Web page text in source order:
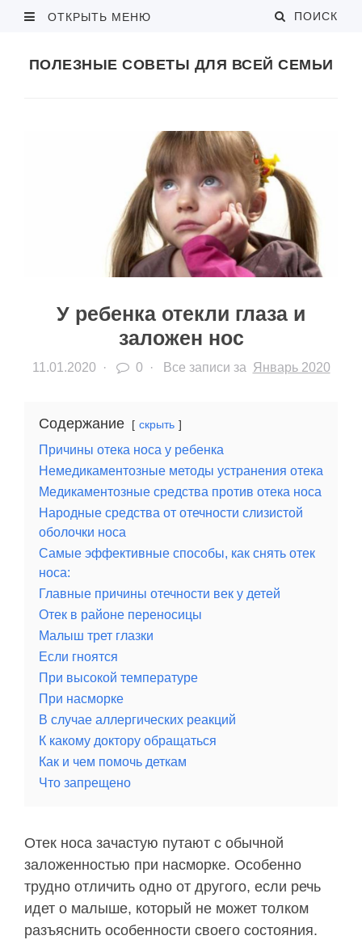
ОТКРЫТЬ МЕНЮ ПОИСК
ПОЛЕЗНЫЕ СОВЕТЫ ДЛЯ ВСЕЙ СЕМЬИ
У ребенка отекли глаза и
заложен нос
11.01.2020 · 0 · Все записи за Январь 2020
Содержание скрыть
Причины отека носа у ребенка
Немедикаментозные методы устранения отека
Медикаментозные средства против отека носа
Народные средства от отечности слизистой
оболочки носа
Самые эффективные способы, как снять отек
носа:
Главные причины отечности век у детей
Отек в районе переносицы
Малыш трет глазки
Если гноятся
При высокой температуре
При насморке
В случае аллергических реакций
К какому доктору обращаться
Как и чем помочь деткам
Что запрещено
Отек носа зачастую путают с обычной
заложенностью при насморке. Особенно
трудно отличить одно от другого, если речь
идет о малыше, который не может толком
разъяснить особенности своего состояния.